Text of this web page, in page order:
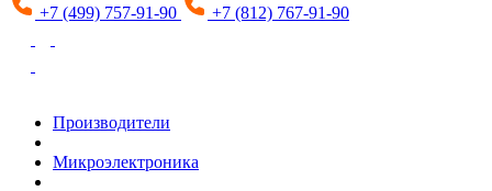
+7 (499) 757-91-90 +7 (812) 767-91-90
Производители
Микроэлектроника